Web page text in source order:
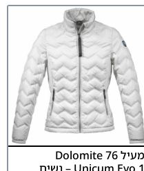
מעיל Dolomite 76